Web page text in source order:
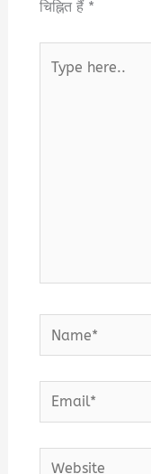
चिह्नित हैं *
Name*
Email*
Website